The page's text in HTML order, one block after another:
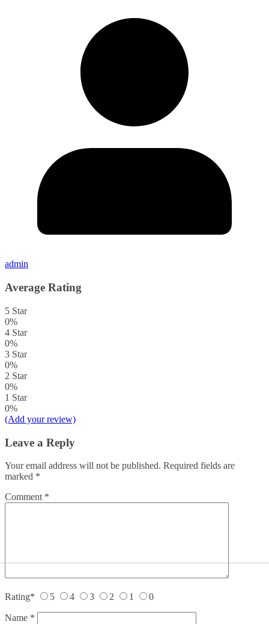
admin
Average Rating
5 Star
0%
4 Star
0%
3 Star
0%
2 Star
0%
1 Star
0%
(Add your review)
Leave a Reply
Your email address will not be published. Required fields are
marked *
Comment *
Rating* 5 4 3 2 1 0
Name *